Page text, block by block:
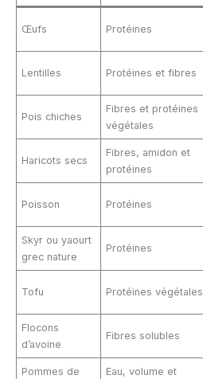
Œufs Protéines
Lentilles Protéines et fibres
Pois chiches
Fibres et protéines
végétales
Haricots secs
Fibres, amidon et
protéines
Poisson Protéines
Skyr ou yaourt
grec nature
Protéines
Tofu Protéines végétales
Flocons
d’avoine
Fibres solubles
Pommes de
Eau, volume et